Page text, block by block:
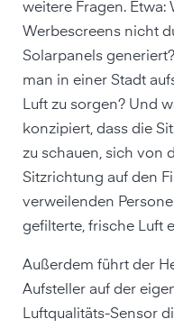
weitere Fragen.
Werbescreens nicht
Solarpanels
man in einer Stadt
Luft zu sorgen? Und
konzipiert, dass die
zu schauen, sich von
Sitzrichtung auf den
verweilenden
gefilterte, frische Luft
Außerdem führt der
Aufsteller auf der
Luftqualitäts-Sensor